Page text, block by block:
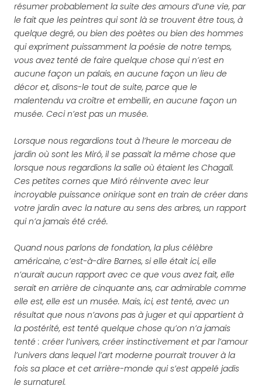
résumer probablement la suite des amours d’une vie, par
le fait que les peintres qui sont là se trouvent être tous, à
quelque degré, ou bien des poètes ou bien des hommes
qui expriment puissamment la poésie de notre temps,
vous avez tenté de faire quelque chose qui n’est en
aucune façon un palais, en aucune façon un lieu de
décor et, disons-le tout de suite, parce que le
malentendu va croître et embellir, en aucune façon un
musée. Ceci n’est pas un musée.
Lorsque nous regardions tout à l’heure le morceau de
jardin où sont les Miró, il se passait la même chose que
lorsque nous regardions la salle où étaient les Chagall.
Ces petites cornes que Miró réinvente avec leur
incroyable puissance onirique sont en train de créer dans
votre jardin avec la nature au sens des arbres, un rapport
qui n’a jamais été créé.
Quand nous parlons de fondation, la plus célèbre
américaine, c’est-à-dire Barnes, si elle était ici, elle
n’aurait aucun rapport avec ce que vous avez fait, elle
serait en arrière de cinquante ans, car admirable comme
elle est, elle est un musée. Mais, ici, est tenté, avec un
résultat que nous n’avons pas à juger et qui appartient à
la postérité, est tenté quelque chose qu’on n’a jamais
tenté : créer l’univers, créer instinctivement et par l’amour
l’univers dans lequel l’art moderne pourrait trouver à la
fois sa place et cet arrière-monde qui s’est appelé jadis
le surnaturel.